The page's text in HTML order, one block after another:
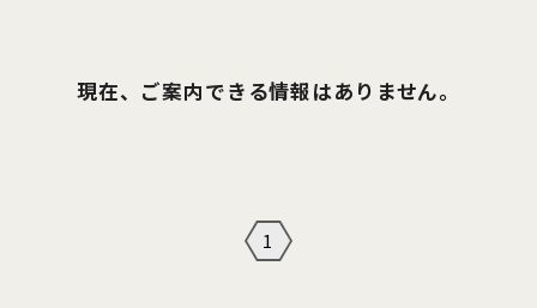
現在、ご案内できる情報はありません。
1